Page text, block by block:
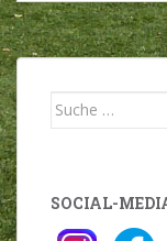
Suche
SOCIAL-